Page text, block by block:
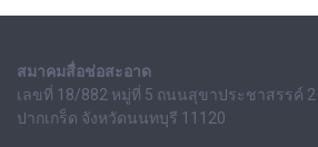
สมาคมสื่อช่อสะอาด
เลขที่ 18/882 หมู่ที่ 5 ถนนสุขาประชาสรรค์ 2
ปากเกร็ด จังหวัดนนทบุรี 11120